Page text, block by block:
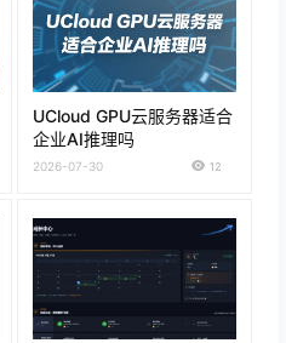
UCloud GPU云服务器适合
企业AI推理吗
2026-07-30 12